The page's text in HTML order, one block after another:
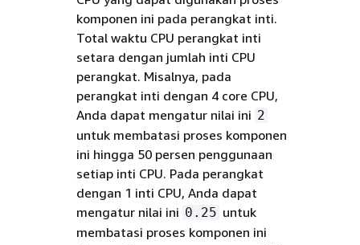
komponen ini pada perangkat inti.
Total waktu CPU perangkat inti
setara dengan jumlah inti CPU
perangkat. Misalnya, pada
perangkat inti dengan 4 core CPU,
Anda dapat mengatur nilai ini 2
untuk membatasi proses komponen
ini hingga 50 persen penggunaan
setiap inti CPU. Pada perangkat
dengan 1 inti CPU, Anda dapat
mengatur nilai ini 0.25 untuk
membatasi proses komponen ini